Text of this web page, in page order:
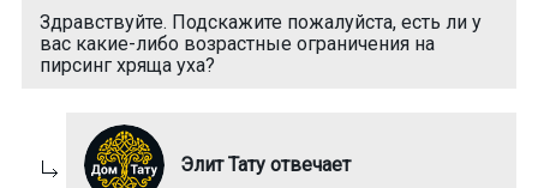
Здравствуйте. Подскажите пожалуйста, есть ли у
вас какие-либо возрастные ограничения на
пирсинг хряща уха?
Элит Тату отвечает